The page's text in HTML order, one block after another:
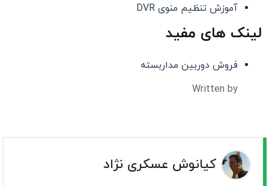
آموزش تنظیم منوی DVR
لینک های مفید
فروش دوربین مداربسته
Written by
کیانوش عسکری نژاد